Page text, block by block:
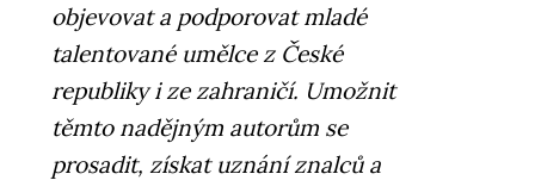
objevovat a podporovat mladé
talentované umělce z České
republiky i ze zahraničí. Umožnit
těmto nadějným autorům se
prosadit, získat uznání znalců a